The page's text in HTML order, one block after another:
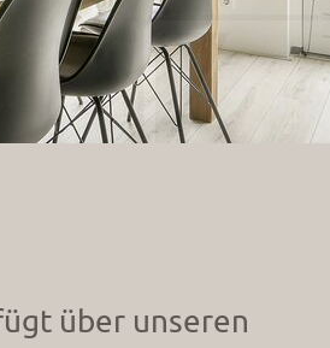
über unseren